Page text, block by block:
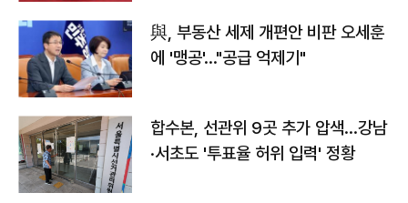
與, 부동산 세제 개편안 비판 오세훈
에 '맹공'…"공급 억제기"
합수본, 선관위 9곳 추가 압색…강남
·서초도 '투표율 허위 입력' 정황